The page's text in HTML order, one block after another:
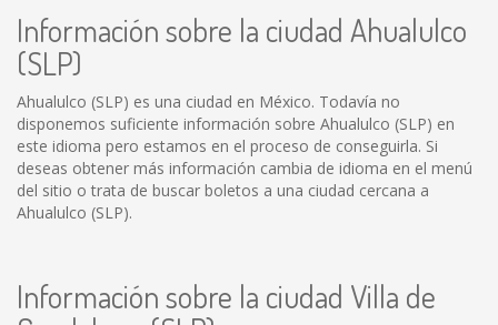
Información sobre la ciudad Ahualulco
(SLP)
Ahualulco (SLP) es una ciudad en México. Todavía no
disponemos suficiente información sobre Ahualulco (SLP) en
este idioma pero estamos en el proceso de conseguirla. Si
deseas obtener más información cambia de idioma en el menú
del sitio o trata de buscar boletos a una ciudad cercana a
Ahualulco (SLP).
Información sobre la ciudad Villa de